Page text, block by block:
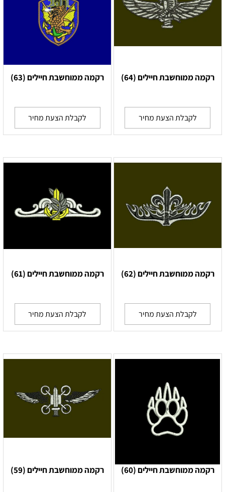
רקמה ממוחשבת חיילים (64)
לקבלת הצעת מחיר
רקמה ממוחשבת חיילים (63)
לקבלת הצעת מחיר
רקמה ממוחשבת חיילים (62)
לקבלת הצעת מחיר
רקמה ממוחשבת חיילים (61)
לקבלת הצעת מחיר
רקמה ממוחשבת חיילים (60) רקמה ממוחשבת חיילים (59)